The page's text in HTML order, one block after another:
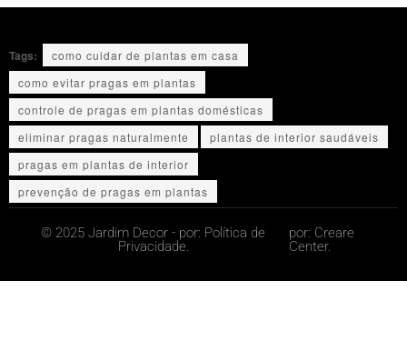
Tags:
como cuidar de plantas em casa
como evitar pragas em plantas
controle de pragas em plantas domésticas
eliminar pragas naturalmente
plantas de interior saudáveis
pragas em plantas de interior
prevenção de pragas em plantas
© 2025 Jardim Decor - por: Política de
Privacidade.
por: Creare
Center.